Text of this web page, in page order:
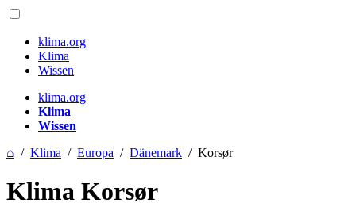
klima.org
Klima
Wissen
klima.org
Klima
Wissen
⌂ / Klima / Europa / Dänemark / Korsør
Klima Korsør